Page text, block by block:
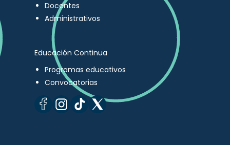
Docentes
Administrativos
Educación Continua
Programas educativos
Convocatorias